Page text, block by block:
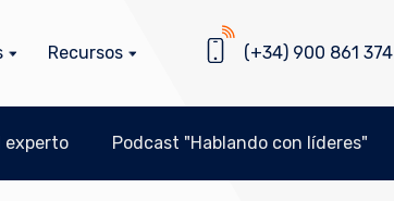
Recursos (+34) 900 861 374
experto Podcast "Hablando con líderes"